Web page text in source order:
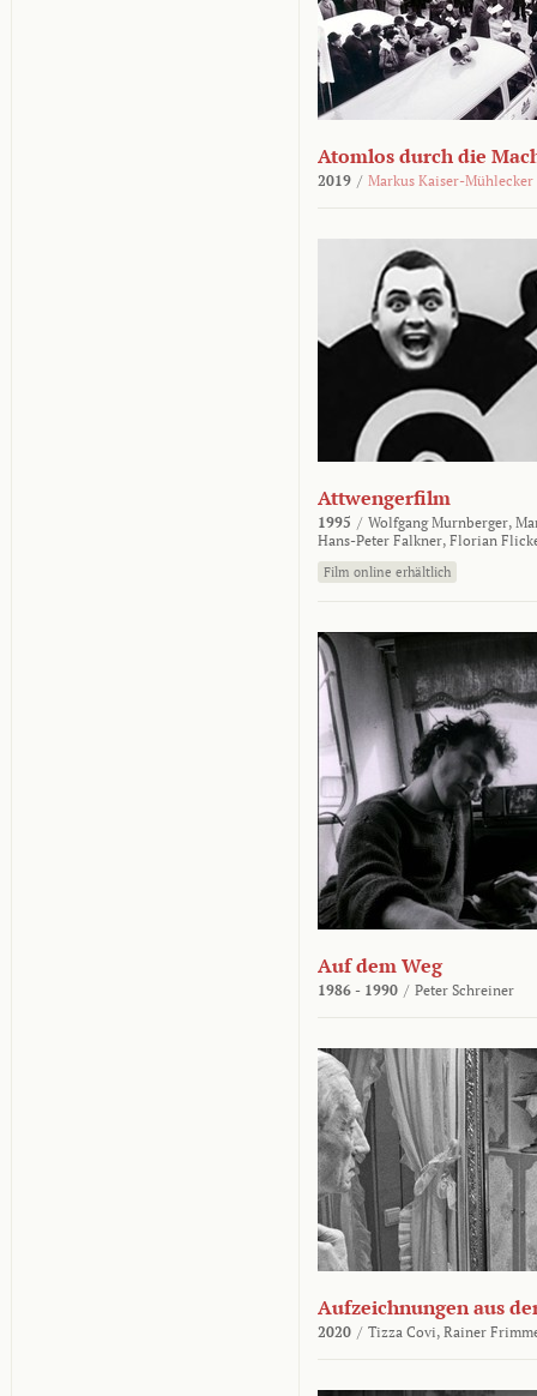
Atomlos durch die
2019 / Markus Kaiser-Mühlecker
Attwengerfilm
1995 / Wolfgang Murnberger,
Hans-Peter Falkner, Florian
Film online erhältlich
Auf dem Weg
1986 - 1990 / Peter Schreiner
Aufzeichnungen aus
2020 / Tizza Covi, Rainer